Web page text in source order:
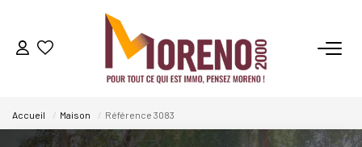
VENTES
LOCATIONS
Accueil Maison Référence 3083